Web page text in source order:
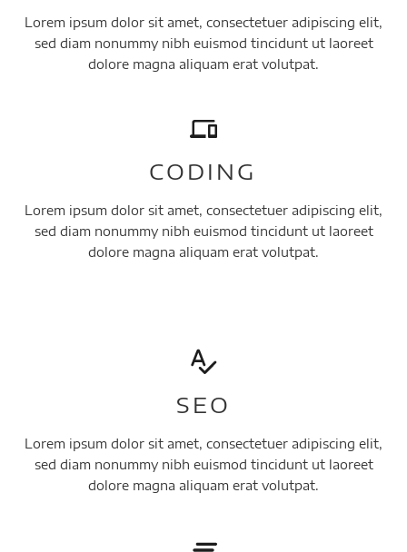
Lorem ipsum dolor sit amet, consectetuer adipiscing elit,
sed diam nonummy nibh euismod tincidunt ut laoreet
dolore magna aliquam erat volutpat.
CODING
Lorem ipsum dolor sit amet, consectetuer adipiscing elit,
sed diam nonummy nibh euismod tincidunt ut laoreet
dolore magna aliquam erat volutpat.
SEO
Lorem ipsum dolor sit amet, consectetuer adipiscing elit,
sed diam nonummy nibh euismod tincidunt ut laoreet
dolore magna aliquam erat volutpat.